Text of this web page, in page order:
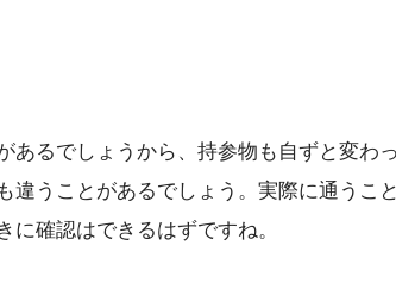
あるでしょうから、持参物も自ずと変わっ
違うことがあるでしょう。実際に通うこと
確認はできるはずですね。